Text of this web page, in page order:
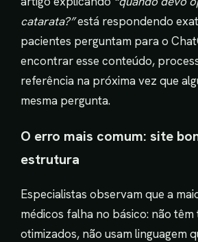
catarata?”está respondendo
pacientes perguntam para o
encontrar esse conteúdo,
referência na próxima vez que
mesma pergunta.
O erro mais comum: site
estrutura
Especialistas observam que a
médicos falha no básico: não têm
otimizados, não usam linguagem